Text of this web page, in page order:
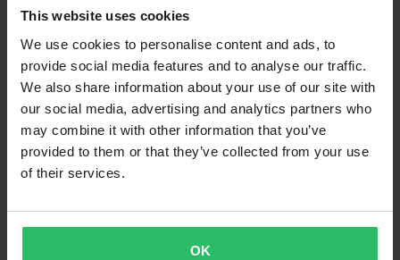
This website uses cookies
We use cookies to personalise content and ads, to
provide social media features and to analyse our traffic.
We also share information about your use of our site with
our social media, advertising and analytics partners who
may combine it with other information that you’ve
provided to them or that they’ve collected from your use
of their services.
OK
PERSONALISERAD
899 kr 2 999 kr
Guld